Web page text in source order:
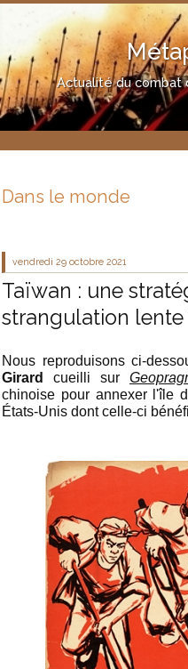
Actualité du
Dans le monde
vendredi 29 octobre 2021
Taïwan : une
strangulation lente
Nous reproduisons ci-
Girard
cueilli sur
chinoise pour annexer l'île
États-Unis dont celle-ci